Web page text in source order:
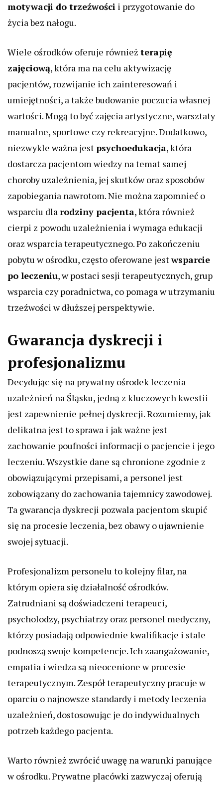
motywacji do trzeźwości i przygotowanie do
życia bez nałogu.
Wiele ośrodków oferuje również terapię
zajęciową, która ma na celu aktywizację
pacjentów, rozwijanie ich zainteresowań i
umiejętności, a także budowanie poczucia własnej
wartości. Mogą to być zajęcia artystyczne, warsztaty
manualne, sportowe czy rekreacyjne. Dodatkowo,
niezwykle ważna jestpsychoedukacja, która
dostarcza pacjentom wiedzy na temat samej
choroby uzależnienia, jej skutków oraz sposobów
zapobiegania nawrotom. Nie można zapomnieć o
wsparciu dlarodziny pacjenta, która również
cierpi z powodu uzależnienia i wymaga edukacji
oraz wsparcia terapeutycznego. Po zakończeniu
pobytu w ośrodku, często oferowane jestwsparcie
po leczeniu, w postaci sesji terapeutycznych, grup
wsparcia czy poradnictwa, co pomaga w utrzymaniu
trzeźwości w dłuższej perspektywie.
Gwarancja dyskrecji i
profesjonalizmu
Decydując się na prywatny ośrodek leczenia
uzależnień na Śląsku, jedną z kluczowych kwestii
jest zapewnienie pełnej dyskrecji. Rozumiemy, jak
delikatna jest to sprawa i jak ważne jest
zachowanie poufności informacji o pacjencie i jego
leczeniu. Wszystkie dane są chronione zgodnie z
obowiązującymi przepisami, a personel jest
zobowiązany do zachowania tajemnicy zawodowej.
Ta gwarancja dyskrecji pozwala pacjentom skupić
się na procesie leczenia, bez obawy o ujawnienie
swojej sytuacji.
Profesjonalizm personelu to kolejny filar, na
którym opiera się działalność ośrodków.
Zatrudniani są doświadczeni terapeuci,
psycholodzy, psychiatrzy oraz personel medyczny,
którzy posiadają odpowiednie kwalifikacje i stale
podnoszą swoje kompetencje. Ich zaangażowanie,
empatia i wiedza są nieocenione w procesie
terapeutycznym. Zespół terapeutyczny pracuje w
oparciu o najnowsze standardy i metody leczenia
uzależnień, dostosowując je do indywidualnych
potrzeb każdego pacjenta.
Warto również zwrócić uwagę na warunki panujące
w ośrodku. Prywatne placówki zazwyczaj oferują